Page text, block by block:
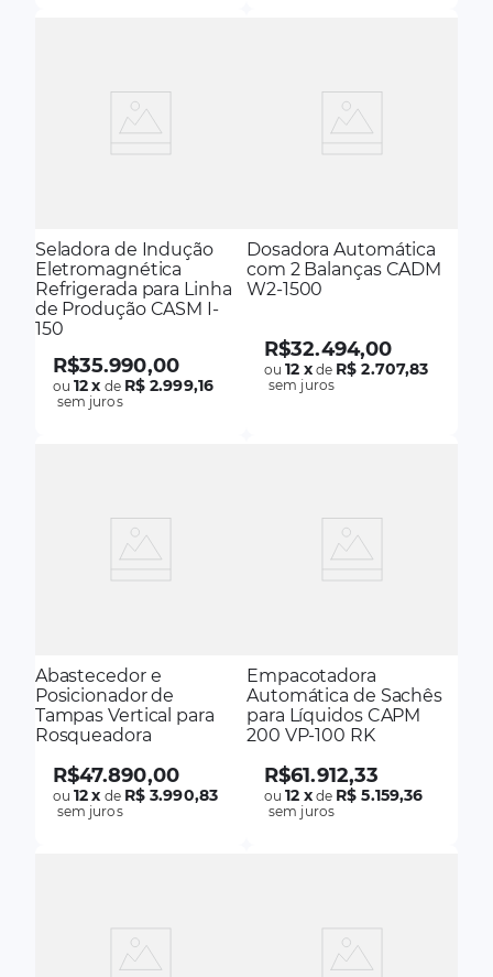
Seladora de Indução
Eletromagnética
Refrigerada para Linha
de Produção CASM I-
150
R$35.990,00
ou12x de R$ 2.999,16
sem juros
Dosadora Automática
com 2 Balanças CADM
W2-1500
R$32.494,00
ou12 xde R$ 2.707,83
sem juros
Abastecedor e
Posicionador de
Tampas Vertical para
Rosqueadora
R$47.890,00
ou12x de R$ 3.990,83
sem juros
Empacotadora
Automática de Sachês
para Líquidos CAPM
200 VP-100 RK
R$61.912,33
ou12 xde R$ 5.159,36
sem juros